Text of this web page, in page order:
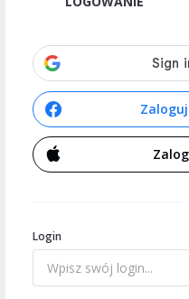
Login